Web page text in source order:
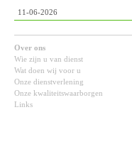
11-06-2026
Over ons
Wie zijn u van dienst
Wat doen wij voor u
Onze dienstverlening
Onze kwaliteitswaarborgen
Links